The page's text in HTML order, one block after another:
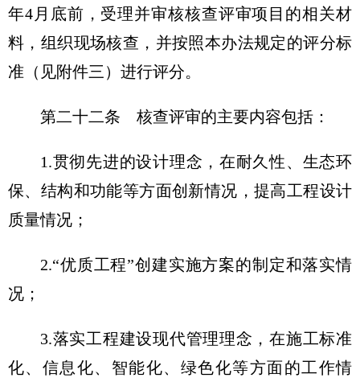
年4月底前，受理并审核核查评审项目的相关材
料，组织现场核查，并按照本办法规定的评分标
准（见附件三）进行评分。
第二十二条 核查评审的主要内容包括：
1.贯彻先进的设计理念，在耐久性、生态环
保、结构和功能等方面创新情况，提高工程设计
质量情况；
2.“优质工程”创建实施方案的制定和落实情
况；
3.落实工程建设现代管理理念，在施工标准
化、信息化、智能化、绿色化等方面的工作情